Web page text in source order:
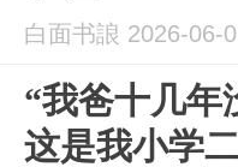
白面书誏 2026-06-
“我爸十几年
这是我小学